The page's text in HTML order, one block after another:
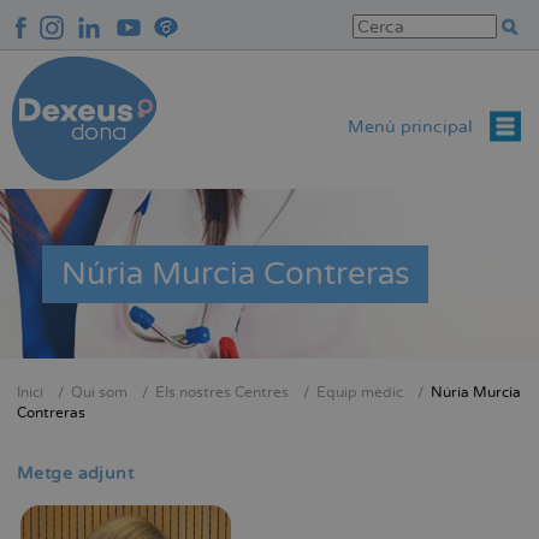
contingut
Menú principal
Núria Murcia Contreras
Fil
Inici Qui som Els nostres Centres Equip mèdic
Núria Murcia
Contreras
Metge adjunt